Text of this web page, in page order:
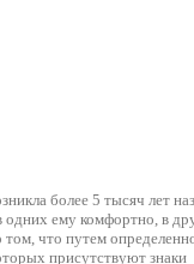
более 5 тысяч лет
одних ему комфортно, в
что путем
присутствуют знаки